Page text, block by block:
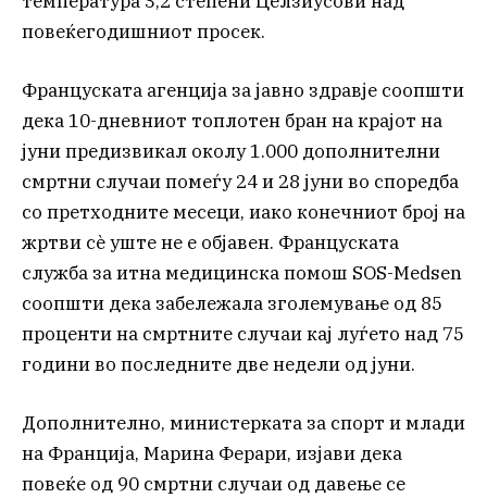
повеќегодишниот просек.
Француската агенција за јавно здравје соопшти
дека 10-дневниот топлотен бран на крајот на
јуни предизвикал околу 1.000 дополнителни
смртни случаи помеѓу 24 и 28 јуни во споредба
со претходните месеци, иако конечниот број на
жртви сè уште не е објавен. Француската
служба за итна медицинска помош SOS-Medsen
соопшти дека забележала зголемување од 85
проценти на смртните случаи кај луѓето над 75
години во последните две недели од јуни.
Дополнително, министерката за спорт и млади
на Франција, Марина Ферари, изјави дека
повеќе од 90 смртни случаи од давење се